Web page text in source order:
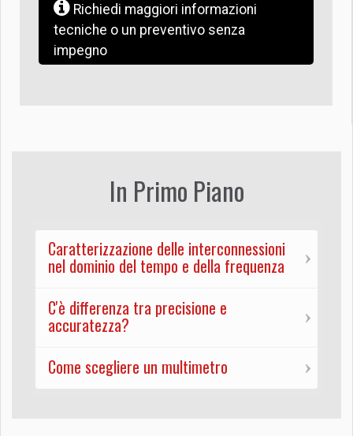
Richiedi maggiori informazioni
tecniche o un preventivo senza
impegno
In Primo Piano
Caratterizzazione delle interconnessioni
nel dominio del tempo e della frequenza
C'è differenza tra precisione e
accuratezza?
Come scegliere un multimetro